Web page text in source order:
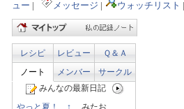
ュー
メッセージ ウォッチリスト
レシピ レビュー
Ｑ＆Ａ
ノート
メンバー
サークル
みんなの最新日記
やっと夏！…↑ みたお